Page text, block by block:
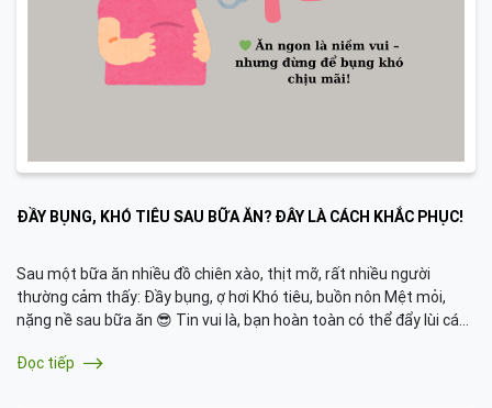
ĐẦY BỤNG, KHÓ TIÊU SAU BỮA ĂN? ĐÂY LÀ CÁCH KHẮC PHỤC!
Sau một bữa ăn nhiều đồ chiên xào, thịt mỡ, rất nhiều người
thường cảm thấy: Đầy bụng, ợ hơi Khó tiêu, buồn nôn Mệt mỏi,
nặng nề sau bữa ăn 😎 Tin vui là, bạn hoàn toàn có thể đẩy lùi các
Đọc tiếp